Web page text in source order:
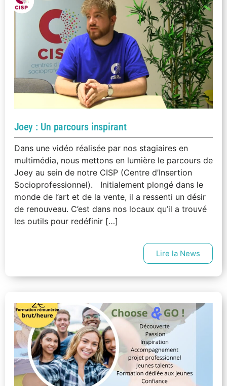
Joey : Un parcours inspirant
Dans une vidéo réalisée par nos stagiaires en
multimédia, nous mettons en lumière le parcours de
Joey au sein de notre CISP (Centre d’Insertion
Socioprofessionnel). Initialement plongé dans le
monde de l’art et de la vente, il a ressenti un désir
de renouveau. C’est dans nos locaux qu’il a trouvé
les outils pour redéfinir […]
Lire la News